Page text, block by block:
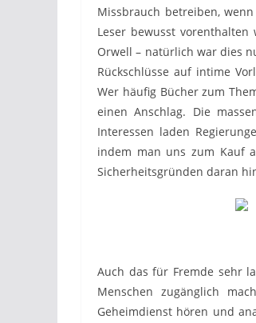
Missbrauch betreiben,
Leser bewusst vorenthalten
Orwell – natürlich war dies
Rückschlüsse auf intime
Wer häufig Bücher zum
einen Anschlag. Die
Interessen laden
indem man uns zum Kauf
Sicherheitsgründen daran
Auch das für Fremde sehr
Menschen zugänglich
Geheimdienst hören und